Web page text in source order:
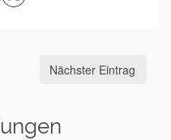
Nächster Eintrag